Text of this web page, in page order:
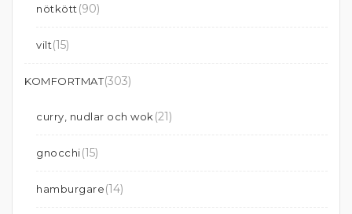
nötkött (90)
vilt(15)
KOMFORTMAT(303)
curry, nudlar och wok (21)
gnocchi(15)
hamburgare(14)